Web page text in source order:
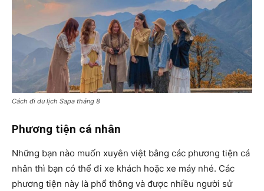
Cách đi du lịch Sapa tháng 8
Phương tiện cá nhân
Những bạn nào muốn xuyên việt bằng các phương tiện cá
nhân thì bạn có thể đi xe khách hoặc xe máy nhé. Các
phương tiện này là phổ thông và được nhiều người sử